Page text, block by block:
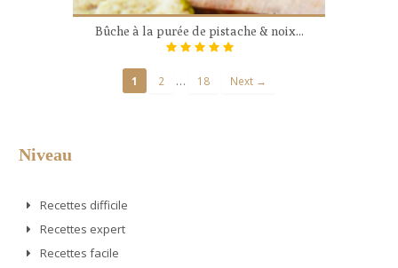
Bûche à la purée de pistache & noix...
1 2 … 18 Next →
Niveau
Recettes difficile
Recettes expert
Recettes facile